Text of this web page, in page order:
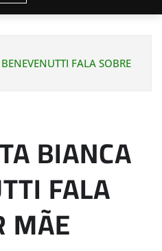
FALA SOBRE
BIANCA
FALA
MÃE